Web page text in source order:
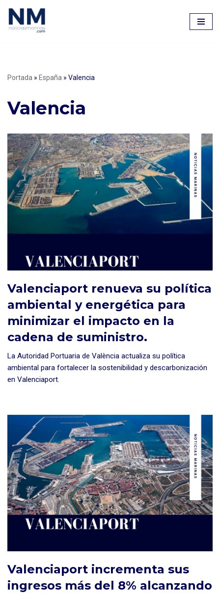
Saltar
Portada » España » Valencia
Valencia
Valenciaport renueva su política
ambiental y energética para
minimizar el impacto en la
cadena de suministro.
La Autoridad Portuaria de València actualiza su política
ambiental para fortalecer la sostenibilidad y descarbonización
en Valenciaport.
Valenciaport incrementa sus
ingresos más del 8% alcanzando